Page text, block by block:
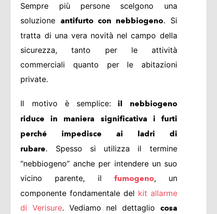
Sempre più persone scelgono una
soluzione antifurto con nebbiogeno. Si
tratta di una vera novità nel campo della
sicurezza, tanto per le attività
commerciali quanto per le abitazioni
private.
Il motivo è semplice: il nebbiogeno
riduce in maniera significativa i furti
perché impedisce ai ladri di
rubare. Spesso si utilizza il termine
“nebbiogeno” anche per intendere un suo
vicino parente, il fumogeno, un
componente fondamentale del kit allarme
di Verisure. Vediamo nel dettaglio cosa